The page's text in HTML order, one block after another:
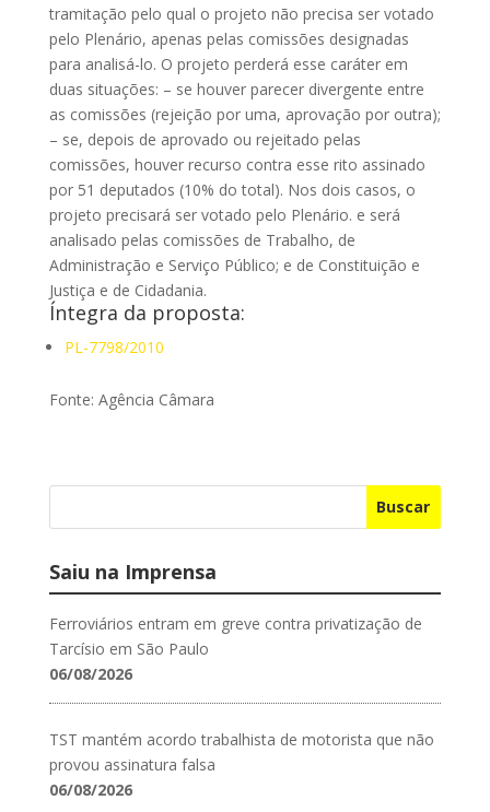
tramitação pelo qual o projeto não precisa ser votado
pelo Plenário, apenas pelas comissões designadas
para analisá-lo. O projeto perderá esse caráter em
duas situações: – se houver parecer divergente entre
as comissões (rejeição por uma, aprovação por outra);
– se, depois de aprovado ou rejeitado pelas
comissões, houver recurso contra esse rito assinado
por 51 deputados (10% do total). Nos dois casos, o
projeto precisará ser votado pelo Plenário. e será
analisado pelas comissões de Trabalho, de
Administração e Serviço Público; e de Constituição e
Justiça e de Cidadania.
Íntegra da proposta:
PL-7798/2010
Fonte: Agência Câmara
Buscar
Saiu na Imprensa
Ferroviários entram em greve contra privatização de
Tarcísio em São Paulo
06/08/2026
TST mantém acordo trabalhista de motorista que não
provou assinatura falsa
06/08/2026